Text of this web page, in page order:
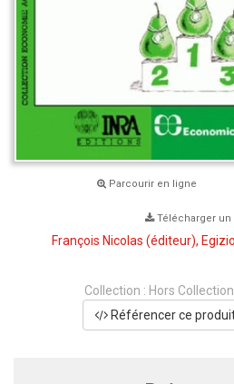
Parcourir en ligne
Télécharger un
François Nicolas (éditeur),
Collection : Hors Collection
Référencer ce